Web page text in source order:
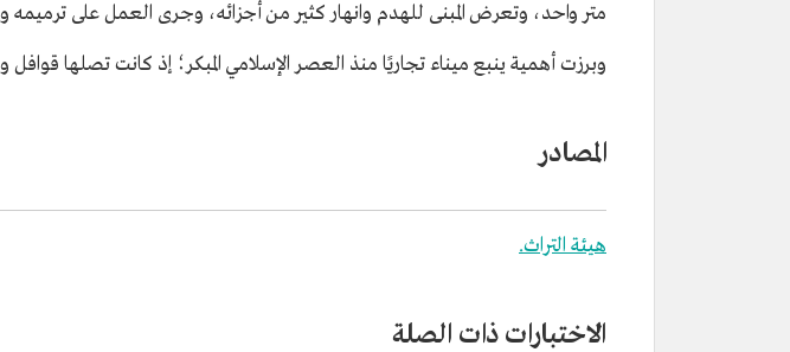
متر واحد، وتعرض المبنى للهدم وانهار كثير من أجزائه، وجرى العمل على ترميمه
وبرزت أهمية ينبع ميناء تجاريًا منذ العصر الإسلامي المبكر؛ إذ كانت تصلها
المصادر
هيئة التراث.
الاختبارات ذات الصلة